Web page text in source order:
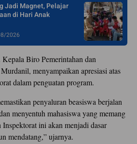
Jadi Magnet, Pelajar
di Hari Anak
2026
Biro Pemerintahan dan
menyampaikan apresiasi atas
dalam penguatan program.
penyaluran beasiswa berjalan
menyentuh mahasiswa yang memang
ini akan menjadi dasar
mendatang,” ujarnya.